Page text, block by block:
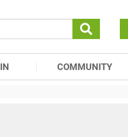
COMMUNITY